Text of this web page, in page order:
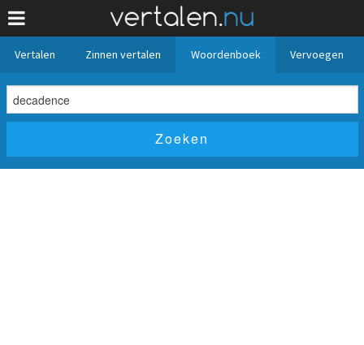
Vertalen Zinnen vertalen Woordenboek Vervoegen